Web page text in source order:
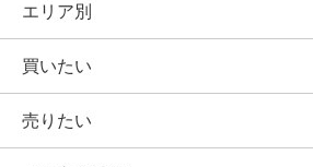
エリア別
買いたい
売りたい